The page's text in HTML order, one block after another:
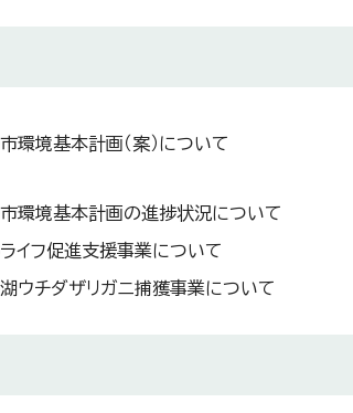
環境基本計画（案）について
環境基本計画の進捗状況について
イフ促進支援事業について
ウチダザリガニ捕獲事業について